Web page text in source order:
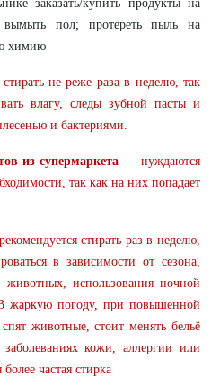
заказать/купить продукты на
пол; протереть пыль на
химию
не реже раза в неделю, так
влагу, следы зубной пасты и
и бактериями.
из супермаркета — нуждаются
так как на них попадает
стирать раз в неделю,
в зависимости от сезона,
использования ночной
жаркую погоду, при повышенной
животные, стоит менять бельё
кожи, аллергии или
частая стирка